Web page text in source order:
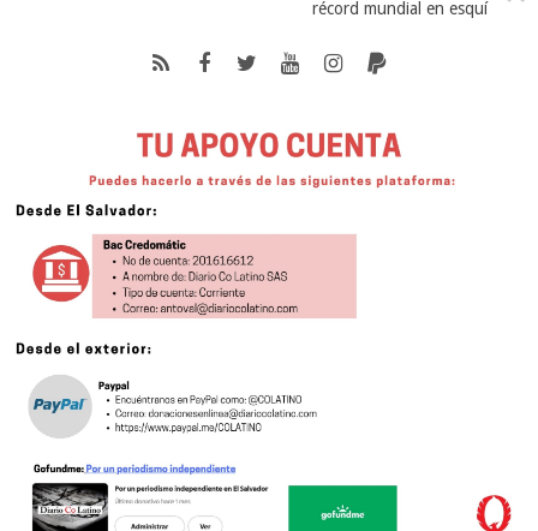
récord mundial en esquí